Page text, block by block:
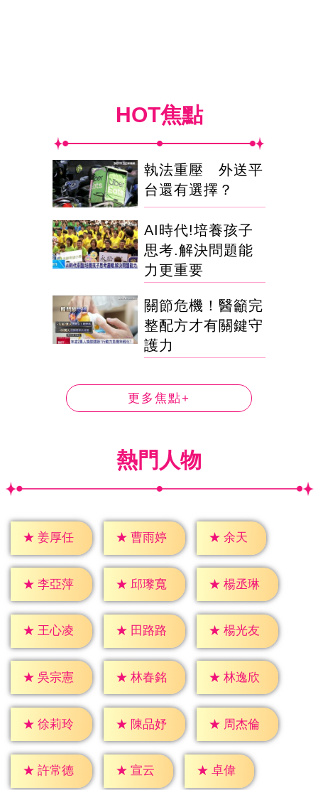
HOT焦點
執法重壓 外送平
台還有選擇？
AI時代!培養孩子
思考.解決問題能
力更重要
關節危機！醫籲完
整配方才有關鍵守
護力
更多焦點+
熱門人物
★ 姜厚任 ★ 曹雨婷 ★ 余天
★ 李亞萍 ★ 邱瓈寬 ★ 楊丞琳
★ 王心凌 ★ 田路路 ★ 楊光友
★ 吳宗憲 ★ 林春銘 ★ 林逸欣
★ 徐莉玲 ★ 陳品妤 ★ 周杰倫
★ 許常德 ★ 宣云 ★ 卓偉